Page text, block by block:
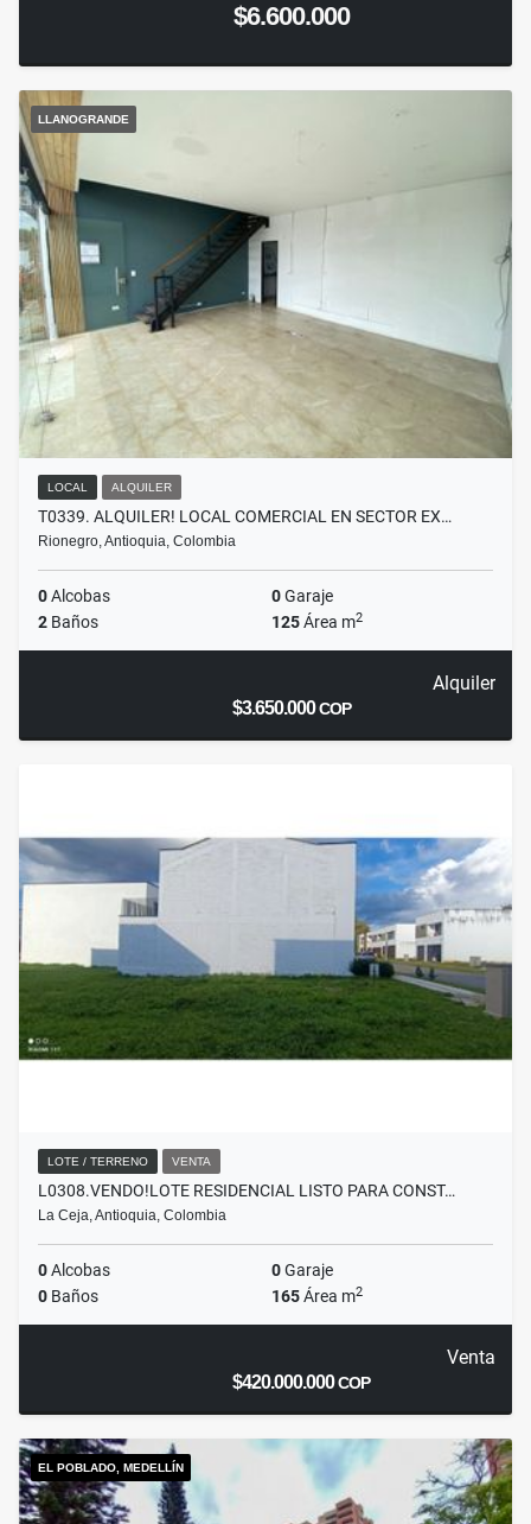
$6.600.000
LLANOGRANDE
LOCAL ALQUILER
T0339. ALQUILER! LOCAL COMERCIAL EN SECTOR EX…
Rionegro, Antioquia, Colombia
0Alcobas 0Garaje
2 Baños 125Área m2
Alquiler
$3.650.000COP
LOTE / TERRENO VENTA
L0308.VENDO!LOTE RESIDENCIAL LISTO PARA CONST…
La Ceja, Antioquia, Colombia
0Alcobas 0Garaje
0 Baños 165Área m2
Venta
$420.000.000COP
EL POBLADO, MEDELLÍN